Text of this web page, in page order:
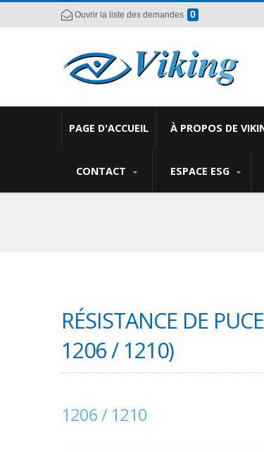
Ouvrir la liste des demandes 0
PAGE D'ACCUEIL À PROPOS DE
CONTACT ESPACE ESG
RÉSISTANCE DE
1206 / 1210)
1206 / 1210